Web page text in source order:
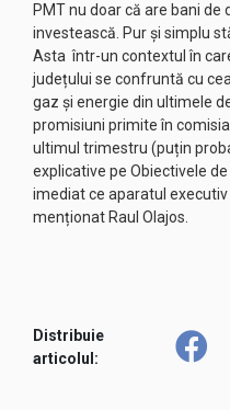
PMT nu doar că are bani
investească. Pur și simplu
Asta într-un contextul în
județului se confruntă cu
gaz și energie din ultimele
promisiuni primite în
ultimul trimestru (puțin
explicative pe Obiectivele
imediat ce aparatul executiv
menționat Raul Olajos.
Distribuie
articolul: